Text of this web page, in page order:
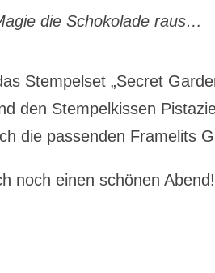
die Schokolade raus…
Stempelset „Secret
den Stempelkissen
die passenden Framelits
noch einen schönen Abend!